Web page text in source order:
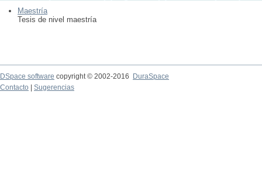
Maestría
Tesis de nivel maestría
DSpace software copyright © 2002-2016
DuraSpace
Contacto
Sugerencias